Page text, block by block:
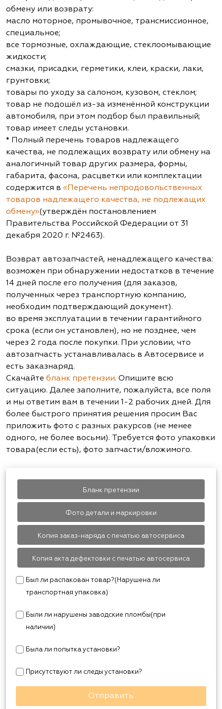
обмену или возврату:
масло моторное, промывочное, трансмиссионное,
специальное;
все тормозные, охлаждающие, стеклоомывающие
жидкости;
смазки, присадки, герметики, клеи, краски, лаки,
грунтовки;
товары по уходу за салоном, кузовом, стеклом;
товар не подошёл из-за изменённой конструкции
автомобиля, при этом подбор был правильный;
товар имеет следы установки.
* Полный перечень товаров надлежащего
качества, не подлежащих возврату или обмену на
аналогичный товар других размера, формы,
габарита, фасона, расцветки или комплектации
содержится в «Перечень непродовольственных
товаров надлежащего качества, не подлежащих
обмену»(утверждён постановлением
Правительства Российской Федерации от 31
декабря 2020 г. №2463).
Возврат автозапчастей, ненадлежащего качества:
возможен при обнаружении недостатков в течение
14 дней после его получения (для заказов,
полученных через транспортную компанию,
необходим подтверждающий документ).
во время эксплуатации в течении гарантийного
срока (если он установлен), но не позднее, чем
через 2 года после покупки. При условии, что
автозапчасть устанавливалась в Автосервисе и
есть заказнаряд.
Скачайте бланк претензии. Опишите всю
ситуацию. Далее заполните, пожалуйста, все поля
и мы ответим вам в течении 1-2 рабочих дней. Для
более быстрого принятия решения просим Вас
приложить фото с разных ракурсов (не менее
одного, не более восьми). Требуется фото упаковки
товара(если есть), фото запчасти/вложимого.
Бланк претензии
Фото детали и маркировки
Копия заказ-наряда с печатью автосервиса
Копия акта дефектовки с печатью автосервиса
Был ли распакован товар?(Нарушена ли
транспортная упаковка)
Были ли нарушены заводские пломбы(при
наличии)
Была ли попытка установки?
Присутствуют ли следы установки?
Отправить